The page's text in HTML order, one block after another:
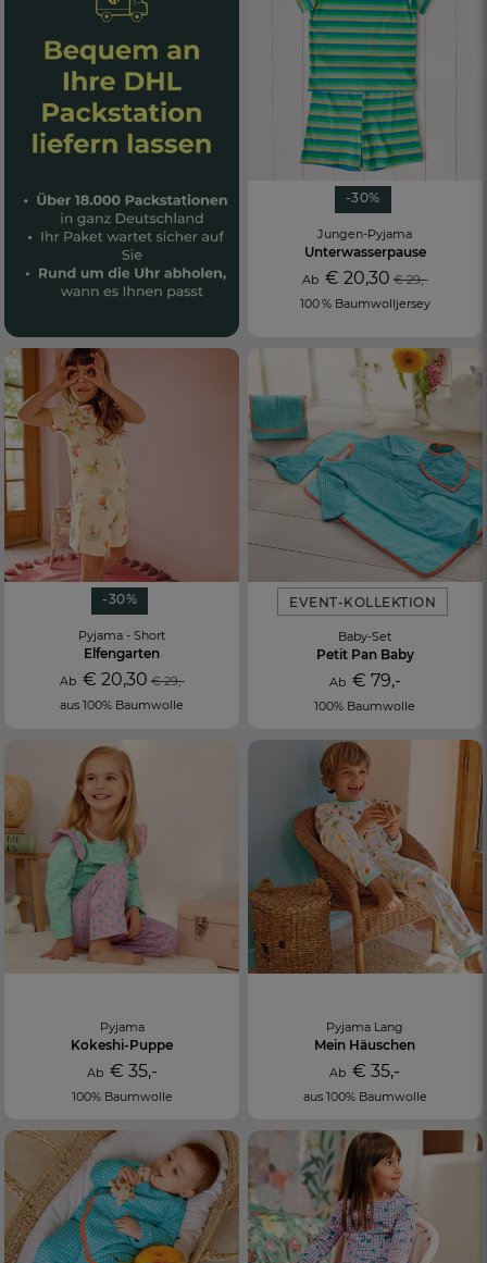
-30%
Jungen-Pyjama
Unterwasserpause
Ab€ 20,30 € 29,-
100 % Baumwolljersey
-30%
Pyjama - Short
Elfengarten
Ab € 20,30 € 29,-
aus 100% Baumwolle
EVENT-KOLLEKTION
Baby-Set
Petit Pan Baby
Ab € 79,-
100% Baumwolle
Pyjama
Kokeshi-Puppe
Ab € 35,-
100% Baumwolle
Pyjama Lang
Mein Häuschen
Ab€ 35,-
aus 100% Baumwolle